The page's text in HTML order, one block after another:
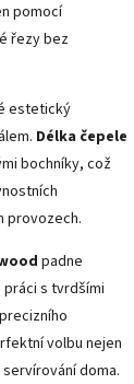
pomocí
řezy bez
estetický
Délka čepele
bochníky, což
provozech.
padne
s tvrdšími
volbu nejen
doma.